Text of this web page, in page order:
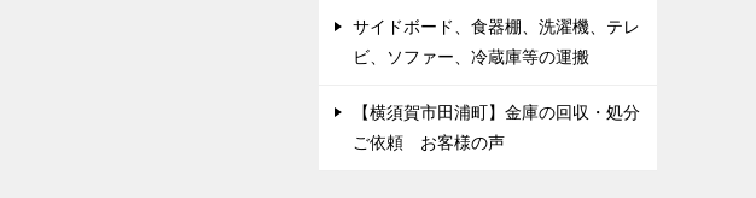
サイドボード、食器棚、洗濯機、テレ
ビ、ソファー、冷蔵庫等の運搬
【横須賀市田浦町】金庫の回収・処分
ご依頼 お客様の声